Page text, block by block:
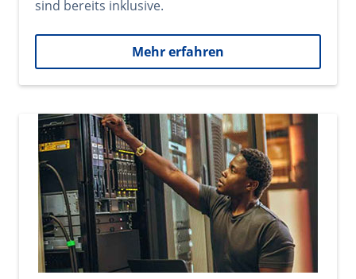
sind bereits inklusive.
Mehr erfahren